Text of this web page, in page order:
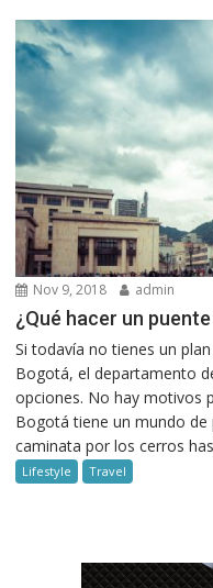
Nov 9, 2018 admin
¿Qué hacer un
Si todavía no tienes un
Bogotá, el departamento
opciones. No hay motivos
Bogotá tiene un mundo de
caminata por los cerros
Lifestyle Travel